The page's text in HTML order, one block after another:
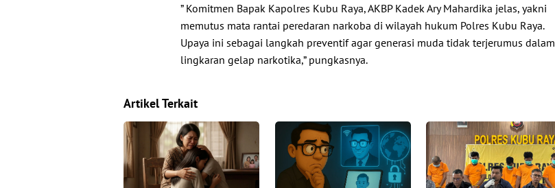
” Komitmen Bapak Kapolres Kubu Raya, AKBP Kadek Ary Mahardika jelas, yakni
memutus mata rantai peredaran narkoba di wilayah hukum Polres Kubu Raya.
Upaya ini sebagai langkah preventif agar generasi muda tidak terjerumus dalam
lingkaran gelap narkotika,” pungkasnya.
Artikel Terkait